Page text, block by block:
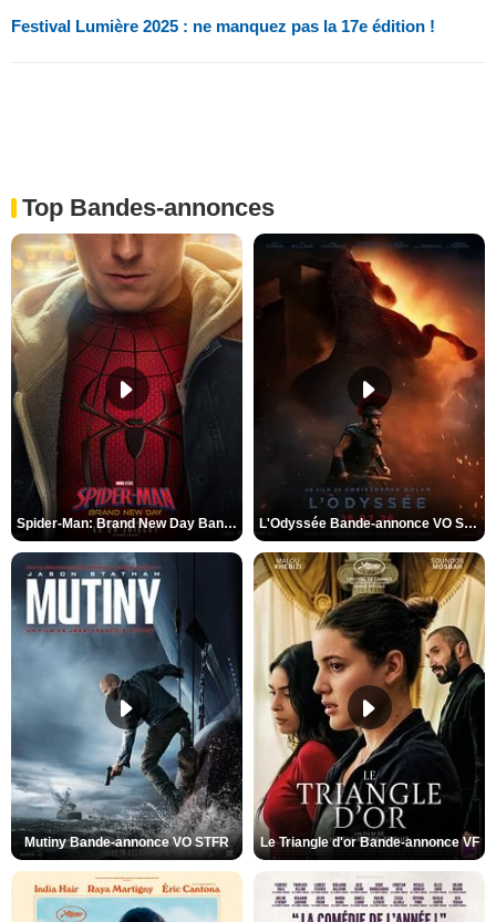
Festival Lumière 2025 : ne manquez pas la 17e édition !
Top Bandes-annonces
Spider-Man: Brand New Day Bande-annonce VO STFR L'Odyssée Bande-annonce VO STFR
Mutiny Bande-annonce VO STFR Le Triangle d'or Bande-annonce VF